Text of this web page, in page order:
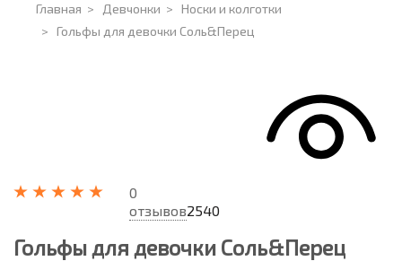
Главная > Девчонки > Носки и колготки
> Гольфы для девочки Соль&Перец
0
отзывов2540
Гольфы для девочки Соль&Перец